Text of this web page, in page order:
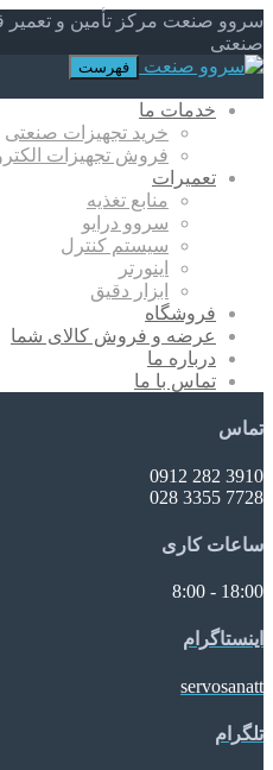
سروو صنعت مرکز تأمین و تعمیر
صنعتی
فهرست
خدمات ما
خرید تجهیزات صنعتی
فروش تجهیزات
تعمیرات
منابع تغذیه
سروو درایو
سیستم کنترل
اینورتر
ابزار دقیق
فروشگاه
عرضه و فروش کالای شما
درباره ما
تماس با ما
تماس
3910 282 0912
7728 3355 028
ساعات کاری
18:00 - 8:00
اینستاگرام
servosanatt
تلگرام